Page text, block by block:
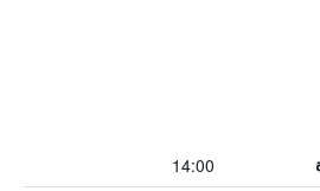
14:00